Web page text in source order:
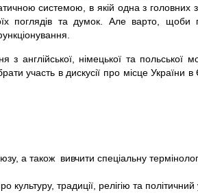
системою, в якій одна з головних
поглядів та думок. Але варто, щоби
англійської, німецької та польської
участь в дискусії про місце України
а також вивчити спеціальну
традиції, релігію та політичний